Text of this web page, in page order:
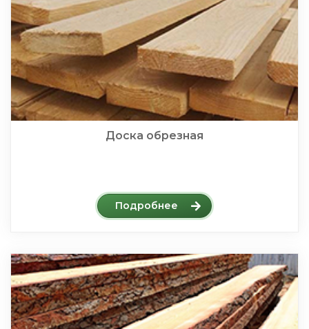
Доска обрезная
Подробнее